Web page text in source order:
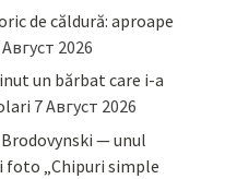
de căldură: aproape
Август 2026
un bărbat care i-a
7 Август 2026
— unul
„Chipuri simple